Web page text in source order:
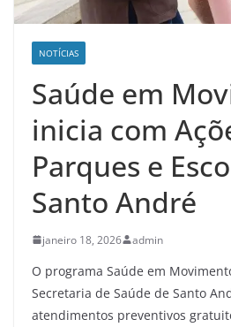
NOTÍCIAS
Saúde em
inicia com
Parques e
Santo André
janeiro 18, 2026 admin
O programa Saúde em
Secretaria de Saúde de Santo
atendimentos preventivos